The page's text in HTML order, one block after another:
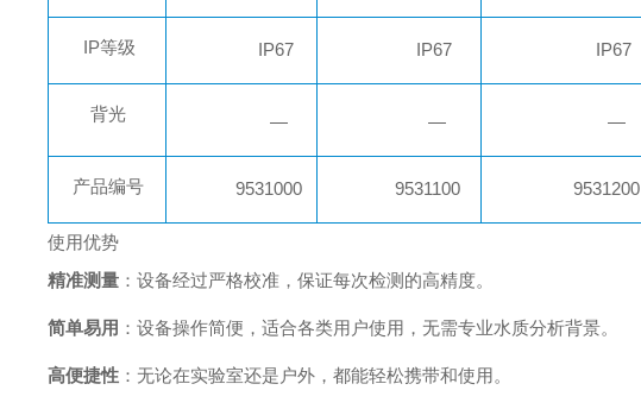
IP等级 IP67 IP67 IP67
背光 — — —
产品编号 9531000 9531100 9531200
使用优势
精准测量 ：设备经过严格校准，保证每次检测的高精度。
简单易用 ：设备操作简便，适合各类用户使用，无需专业水质分析背景。
高便捷性 ：无论在实验室还是户外，都能轻松携带和使用。